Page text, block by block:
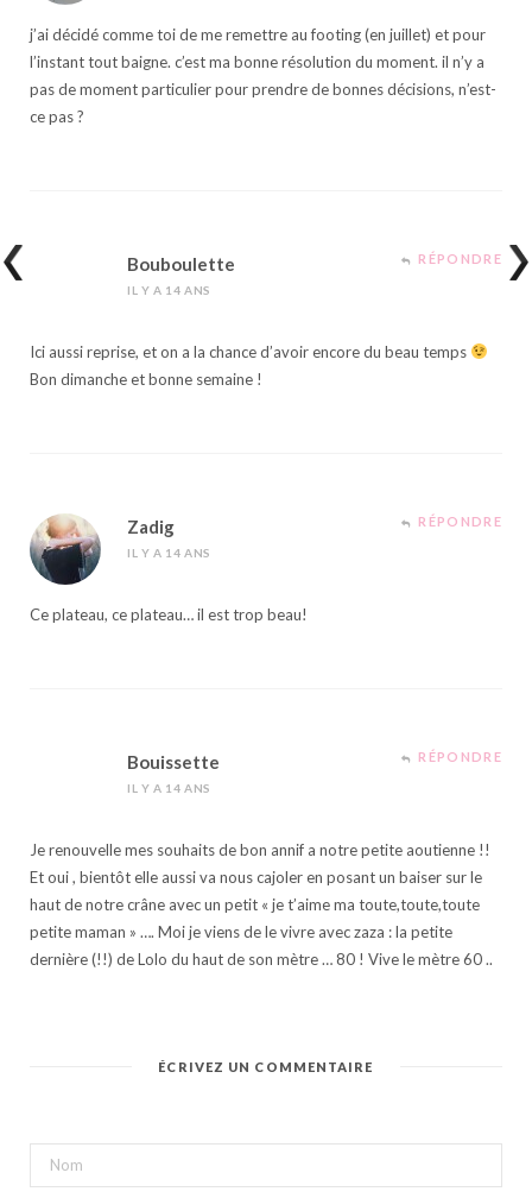
j’ai décidé comme toi de me remettre au footing (en juillet) et pour
l’instant tout baigne. c’est ma bonne résolution du moment. il n’y a
pas de moment particulier pour prendre de bonnes décisions, n’est-
ce pas ?
Bouboulette
IL Y A 14 ANS
RÉPONDRE
Ici aussi reprise, et on a la chance d’avoir encore du beau temps
Bon dimanche et bonne semaine !
Zadig
IL Y A 14 ANS
RÉPONDRE
Ce plateau, ce plateau… il est trop beau!
Bouissette
IL Y A 14 ANS
RÉPONDRE
Je renouvelle mes souhaits de bon annif a notre petite aoutienne !!
Et oui , bientôt elle aussi va nous cajoler en posant un baiser sur le
haut de notre crâne avec un petit « je t’aime ma toute,toute,toute
petite maman » …. Moi je viens de le vivre avec zaza : la petite
dernière (!!) de Lolo du haut de son mètre … 80 ! Vive le mètre 60 ..
ÉCRIVEZ UN COMMENTAIRE